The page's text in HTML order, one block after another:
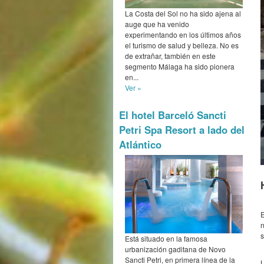
La Costa del Sol no ha sido ajena al
auge que ha venido
experimentando en los últimos años
el turismo de salud y belleza. No es
de extrañar, también en este
segmento Málaga ha sido pionera
en...
Ver »
El hotel Barceló Sancti
Petri Spa Resort a lado del
Atlántico
Está situado en la famosa
urbanización gaditana de Novo
Sancti Petri, en primera línea de la